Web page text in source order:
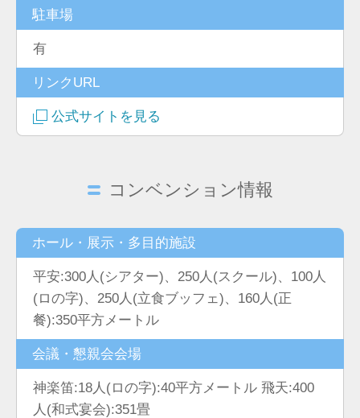
駐車場
有
リンクURL
公式サイトを見る
コンベンション情報
ホール・展示・多目的施設
平安:300人(シアター)、250人(スクール)、100人
(ロの字)、250人(立食ブッフェ)、160人(正
餐):350平方メートル
会議・懇親会会場
神楽笛:18人(ロの字):40平方メートル 飛天:400
人(和式宴会):351畳